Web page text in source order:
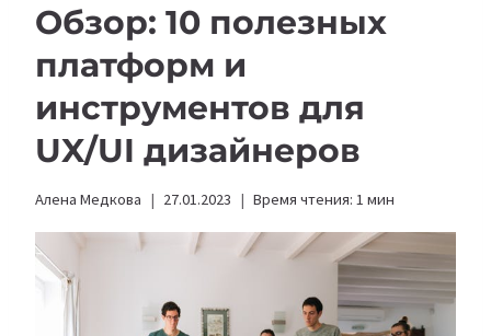
Обзор: 10 полезных
платформ и
инструментов для
UX/UI дизайнеров
Алена Медкова 27.01.2023 Время чтения: 1 мин